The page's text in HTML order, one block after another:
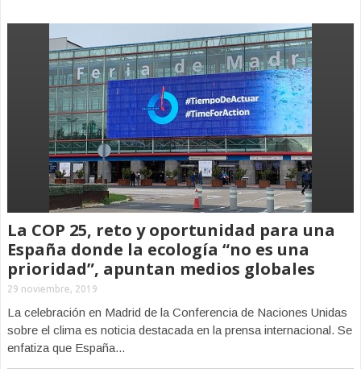
La COP 25, reto y oportunidad para una
España donde la ecología “no es una
prioridad”, apuntan medios globales
29 noviembre, 2019
La celebración en Madrid de la Conferencia de Naciones Unidas
sobre el clima es noticia destacada en la prensa internacional. Se
enfatiza que España...